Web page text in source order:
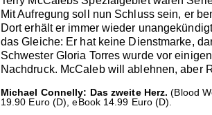
Mit Aufregung soll nun Schluss sein, er
Dort erhält er immer wieder
das Gleiche: Er hat keine Dienstmarke,
Schwester Gloria Torres wurde vor
Nachdruck. McCaleb will ablehnen, aber
Michael Connelly: Das zweite Herz. (Blood
19.90 Euro (D), eBook 14.99 Euro (D).